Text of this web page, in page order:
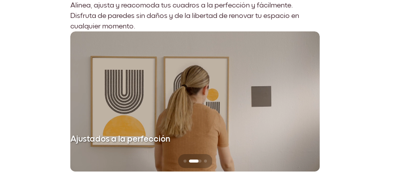
Alinea, ajusta y reacomoda tus cuadros a la perfección y fácilmente.
Disfruta de paredes sin daños y de la libertad de renovar tu espacio en
cualquier momento.
Ajustados a la perfección